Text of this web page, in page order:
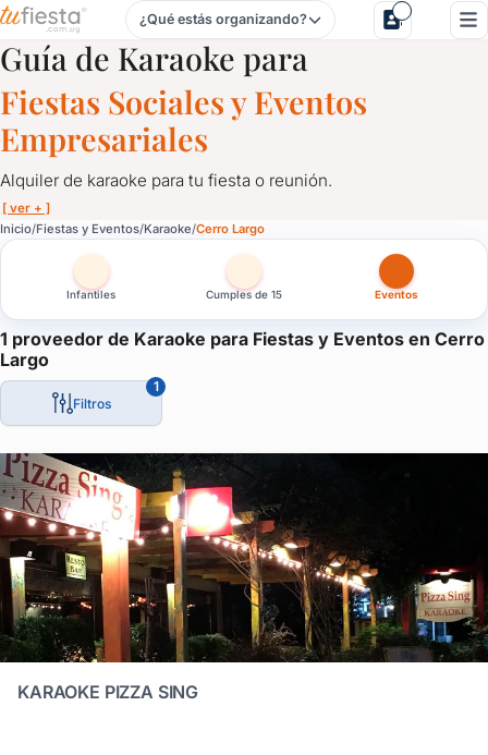
Karaoke para Fiestas y Eventos en Cerro Largo
¿Qué estás organizando?
Guía de Karaoke para
Fiestas Sociales y Eventos
Empresariales
Alquiler de karaoke para tu fiesta o reunión.
[ ver + ]
Inicio Fiestas y Eventos Karaoke Cerro Largo
Infantiles Cumples de 15 Eventos
1 proveedor de Karaoke para Fiestas y Eventos en Cerro
Largo
Filtros
1
KARAOKE PIZZA SING
Karaoke para Fiestas y Eventos en Cerro Largo
Alquiler de karaoke para tu fiesta o reunión.
Infaltable con amigos o en familia, el karaoke se adapta a
Y a cualquier momento: fiestas infantiles, empresariales,
Todos nos divertimos con el karaoke y aquí tenés la opción de